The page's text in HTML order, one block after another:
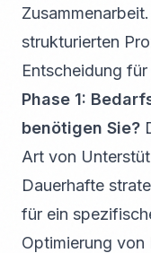
strukturierten
Entscheidung
Phase 1:
benötigen Sie?
Art von
Dauerhafte
für ein
Optimierung von